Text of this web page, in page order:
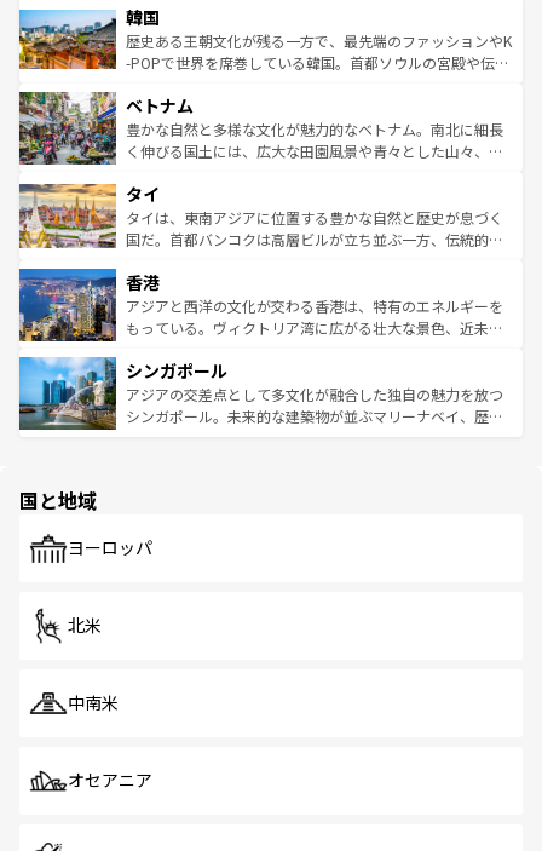
はコンテンツ一覧
いる。アクティビティも充実しており、サーフィンやダイ
ビング、ハイキングなど、アウトドア好きにはたまらな
い。オーストラリアの多彩な魅力を存分に味わいつくそ
参照してほしい。
ン）、静ひつな山岳地帯である台湾東部など、都市の喧騒
と山間の静けさが共存しており、訪れる人に新しい発見と
驚きをもたらしてくれる。また、奥深い台湾の食文化も魅
容にもいいと評判のスイーツなど、バラエティ豊かな料理
が味わえる。 なお、新着の台湾情報は コンテンツ一覧を参
照してほしい。
韓国
歴史ある王朝文化が残る一方で、最先端のファッションやK
-POPで世界を席巻している韓国。首都ソウルの宮殿や伝統
き、地方に足を延ばせば四季折々の自然美を楽しむことが
できる。そして、キムチや焼肉、絶品のストリートフード
まで、さまざまな韓国料理が待っている。夜には、韓国な
リティに包まれながら、韓国の多彩な魅力を心ゆくまで味
わってみてほしい。 なお、新着の韓国情報はコンテンツ一
覧を参照してほしい。
ベトナム
豊かな自然と多様な文化が魅力的なベトナム。南北に細長
く伸びる国土には、広大な田園風景や青々とした山々、世
急速な発展と共に伝統が息づく。ハノイの古い町並みやホ
ーチミン市のフランス統治時代の建物も、独特の雰囲気を
醸し出している。また、バラエティの豊かさとおいしさで
とつ。フォーやバインミー、ベトナムコーヒーなどは、ぜ
ひ現地で味わいたい。どの地域を訪れてもあたたかい人々
が旅行者を迎えてくれるので、きっと忘れられない旅にな
参照してほしい。
タイ
タイは、東南アジアに位置する豊かな自然と歴史が息づく
国だ。首都バンコクは高層ビルが立ち並ぶ一方、伝統的な
の活気が交差している。北部ではチェンマイなどの山岳地
帯で自然と触れ合い、南部ではプーケットやクラビの美し
いビーチでリゾート気分を楽しむことができる。タイ料理
激する。気候は一年中温暖で、どの季節にも異なる楽しみ
が待っている。親しみやすいタイの人々、仏教を中心とし
た文化、そして多様な観光資源が、訪れる旅人を魅了し続
香港
アジアと西洋の文化が交わる香港は、特有のエネルギーを
もっている。ヴィクトリア湾に広がる壮大な景色、近未来
み、どこを訪れても感動するはず。観光スポットが密集し
ており、効率よく見どころを回れるのも魅力。息をのむよ
うな絶景から文化的な体験まで、香港を存分に楽しみ尽く
シンガポール
アジアの交差点として多文化が融合した独自の魅力を放つ
シンガポール。未来的な建築物が並ぶマリーナベイ、歴史
で、ホーカーズは地元の風情を楽しめる外せないスポット
国と地域
ヨーロッパ
北米
中南米
オセアニア